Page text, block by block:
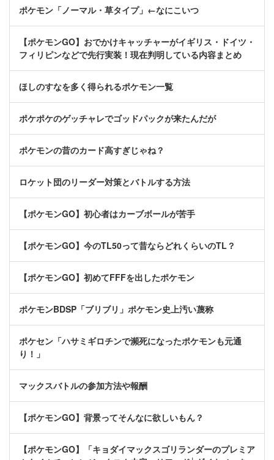
ポケモン「ノーマル・草タイプ」←なにこいつ
【ポケモンGO】おでかけキャッチャーがイギリス・ドイツ・
フィリピンなどで先行実装！現在判明している内容まとめ
ほしのすなを多く得られるポケモン一覧
ポケポケのゲッチャレでゴッドパックが来たんだが
ポケモンの昔のカード高すぎじゃね？
ロケット団のリーダー対策とバトルする方法
【ポケモンGO】初心者はカーブボールが苦手
【ポケモンGO】今のTL50って昔ならどれくらいのTL？
【ポケモンGO】初めてFFFを出したポケモン
ポケモンBDSP「ブリブリ」ポケモン史上汚い蔑称
ポケセン「ハサミギロチンで瀕死になったポケモンも元通
り！」
マックスバトルの参加方法や報酬
【ポケモンGO】背景ってそんなに欲しいもん？
【ポケモンGO】「キョダイマックスゴリランダーのプレミア